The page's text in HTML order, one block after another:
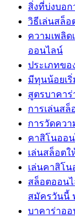
สิ่งที่บ่งบอ
วิธีเล่นสล็
ความเพลิ
ออนไลน์
ประเภทข
มีทุนน้อยเริ่
สูตรบาคา
การเล่นสล็
การวัดควา
คาสิโนออน
เล่นสล็อตใ
เล่นคาสิโน
สล็อตออนไ
สมัครวันนี้
บาคาร่าออ